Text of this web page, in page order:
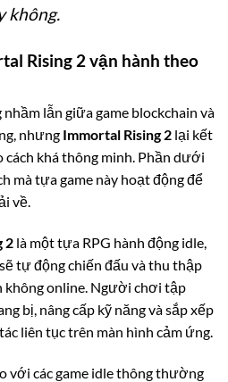
không.
Rising 2 vận hành theo
lẫn giữa game blockchain và
nhưng Immortal Rising 2 lại kết
cách khá thông minh. Phần dưới
mà tựa game này hoạt động để
về.
2 là một tựa RPG hành động idle,
tự động chiến đấu và thu thập
không online. Người chơi tập
bị, nâng cấp kỹ năng và sắp xếp
liên tục trên màn hình cảm ứng.
với các game idle thông thường